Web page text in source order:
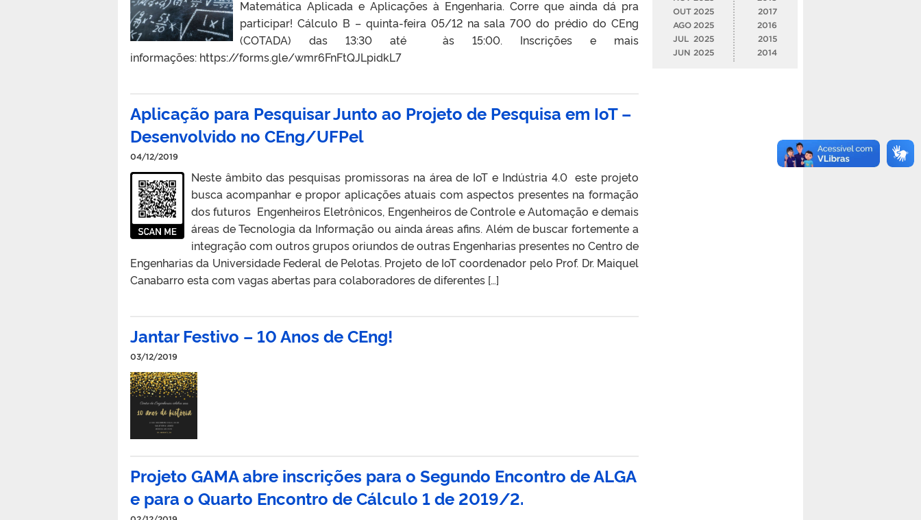
Matemática Aplicada e Aplicações à Engenharia. Corre que ainda dá pra
participar! Cálculo B – quinta-feira 05/12 na sala 700 do prédio do CEng
(COTADA) das 13:30 até às 15:00. Inscrições e mais
informações: https://forms.gle/wmr6FnFtQJLpidkL7
Aplicação para Pesquisar Junto ao Projeto de Pesquisa em IoT –
Desenvolvido no CEng/UFPel
04/12/2019
Neste âmbito das pesquisas promissoras na área de IoT e Indústria 4.0 este projeto
busca acompanhar e propor aplicações atuais com aspectos presentes na formação
dos futuros Engenheiros Eletrônicos, Engenheiros de Controle e Automação e demais
áreas de Tecnologia da Informação ou ainda áreas afins. Além de buscar fortemente a
integração com outros grupos oriundos de outras Engenharias presentes no Centro de
Engenharias da Universidade Federal de Pelotas. Projeto de IoT coordenador pelo Prof. Dr. Maiquel
Canabarro esta com vagas abertas para colaboradores de diferentes […]
Jantar Festivo – 10 Anos de CEng!
03/12/2019
Projeto GAMA abre inscrições para o Segundo Encontro de ALGA
e para o Quarto Encontro de Cálculo 1 de 2019/2.
OUT 2025
AGO 2025
JUL
2025
JUN 2025
2017
2016
2015
2014